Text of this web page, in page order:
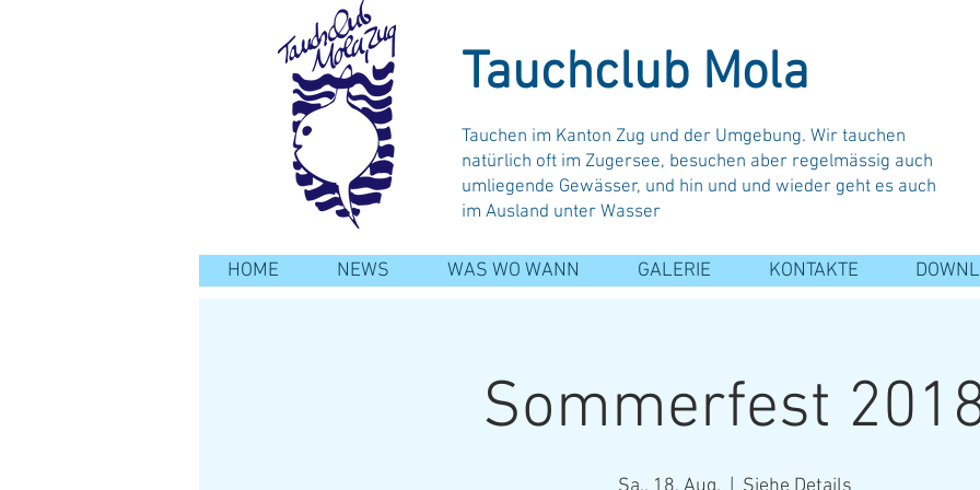
Tauchclub Mola
Tauchen im Kanton Zug und der Umgebung. Wir tauchen
natürlich oft im Zugersee, besuchen aber regelmässig auch
umliegende Gewässer, und hin und und wieder geht es auch
im Ausland unter Wasser
HOME NEWS WAS WO WANN GALERIE KONTAKTE
Sommerfest